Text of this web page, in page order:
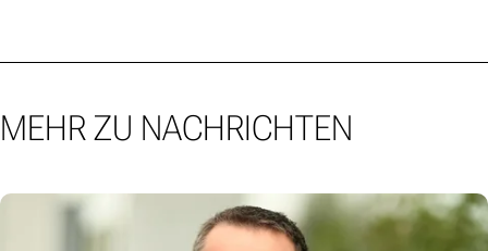
MEHR ZU NACHRICHTEN